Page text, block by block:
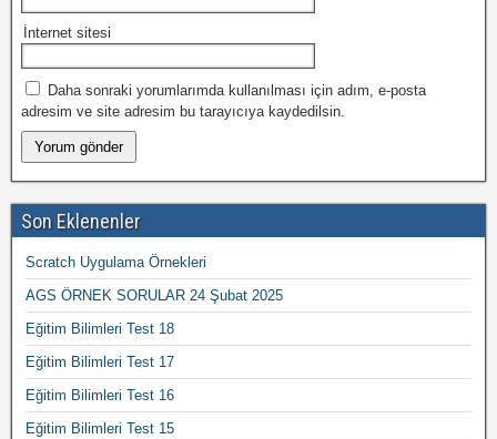
İnternet sitesi
Daha sonraki yorumlarımda kullanılması için adım, e-posta
adresim ve site adresim bu tarayıcıya kaydedilsin.
Son Eklenenler
Scratch Uygulama Örnekleri
AGS ÖRNEK SORULAR 24 Şubat 2025
Eğitim Bilimleri Test 18
Eğitim Bilimleri Test 17
Eğitim Bilimleri Test 16
Eğitim Bilimleri Test 15